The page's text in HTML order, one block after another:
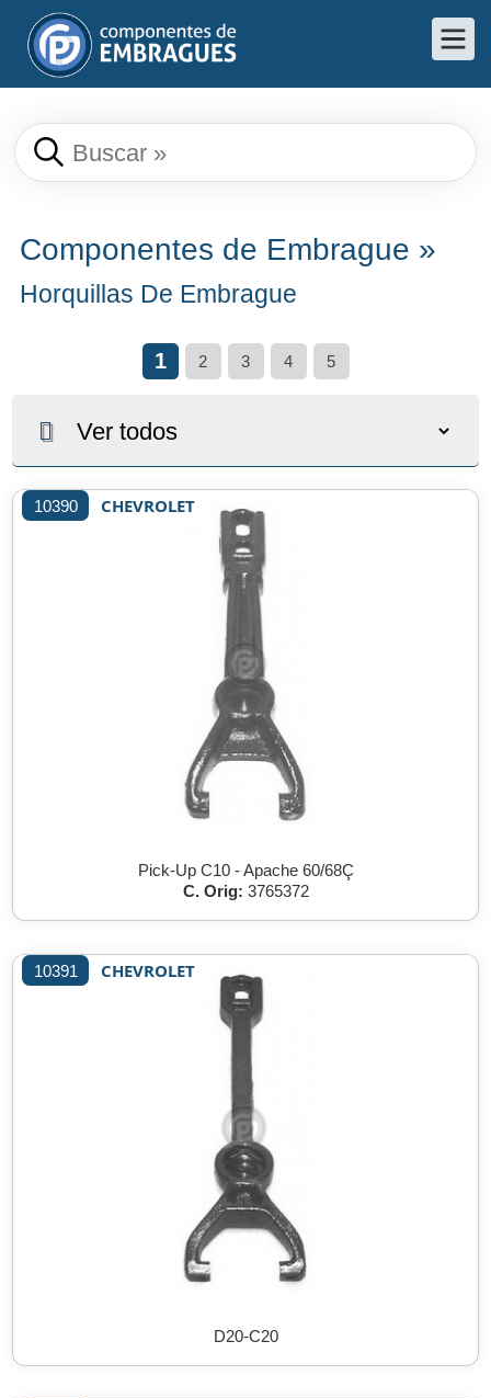
Componentes de Embrague »
Horquillas De Embrague
1 2 3 4 5
10390 CHEVROLET
Pick-Up C10 - Apache 60/68Ç
C. Orig: 3765372
10391 CHEVROLET
D20-C20